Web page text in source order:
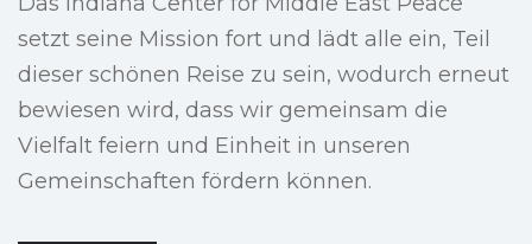
setzt seine Mission fort und lädt alle ein, Teil
dieser schönen Reise zu sein, wodurch erneut
bewiesen wird, dass wir gemeinsam die
Vielfalt feiern und Einheit in unseren
Gemeinschaften fördern können.